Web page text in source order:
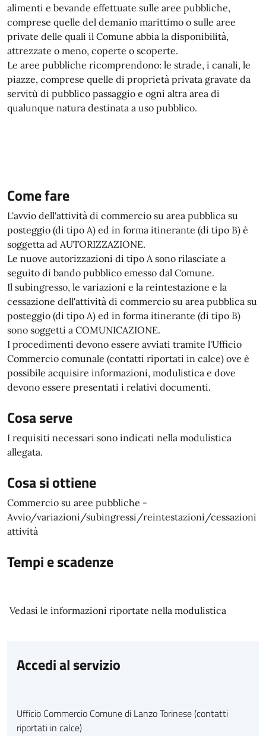
alimenti e bevande effettuate sulle aree pubbliche,
comprese quelle del demanio marittimo o sulle aree
private delle quali il Comune abbia la disponibilità,
attrezzate o meno, coperte o scoperte.
Le aree pubbliche ricomprendono: le strade, i canali, le
piazze, comprese quelle di proprietà privata gravate da
servitù di pubblico passaggio e ogni altra area di
qualunque natura destinata a uso pubblico.
Come fare
L'avvio dell'attività di commercio su area pubblica su
posteggio (di tipo A) ed in forma itinerante (di tipo B) è
soggetta ad AUTORIZZAZIONE.
Le nuove autorizzazioni di tipo A sono rilasciate a
seguito di bando pubblico emesso dal Comune.
Il subingresso, le variazioni e la reintestazione e la
cessazione dell'attività di commercio su area pubblica su
posteggio (di tipo A) ed in forma itinerante (di tipo B)
sono soggetti a COMUNICAZIONE.
I procedimenti devono essere avviati tramite l'Ufficio
Commercio comunale (contatti riportati in calce) ove è
possibile acquisire informazioni, modulistica e dove
devono essere presentati i relativi documenti.
Cosa serve
I requisiti necessari sono indicati nella modulistica
allegata.
Cosa si ottiene
Commercio su aree pubbliche -
Avvio/variazioni/subingressi/reintestazioni/cessazioni
attività
Tempi e scadenze
Vedasi le informazioni riportate nella modulistica
Accedi al servizio
Ufficio Commercio Comune di Lanzo Torinese (contatti
riportati in calce)